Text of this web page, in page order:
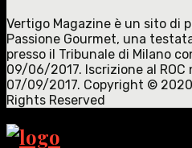
Vertigo Magazine è un sito di
Passione Gourmet, una
presso il Tribunale di Milano
09/06/2017. Iscrizione al ROC
07/09/2017. Copyright ©
Rights Reserved